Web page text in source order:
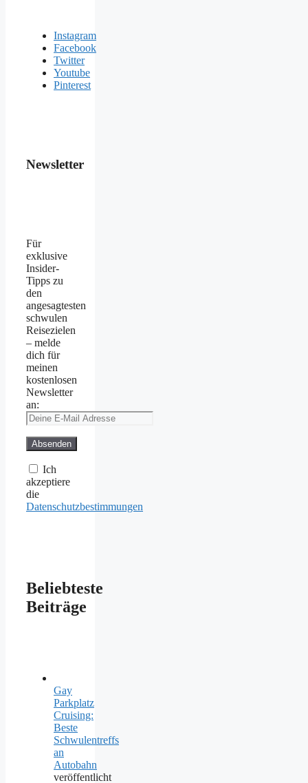
Instagram
Facebook
Twitter
Youtube
Pinterest
Newsletter
Für
exklusive
Insider-
Tipps zu
den
angesagtesten
schwulen
Reisezielen
– melde
dich für
meinen
kostenlosen
Newsletter
an:
Ich
akzeptiere
die
Datenschutzbestimmungen
Beliebteste
Beiträge
Gay
Parkplatz
Cruising:
Beste
Schwulentreffs
an
Autobahn
veröffentlicht